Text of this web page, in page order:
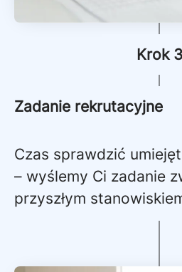
Krok 3
Zadanie rekrutacyjne
Czas sprawdzić
– wyślemy Ci zadanie
przyszłym